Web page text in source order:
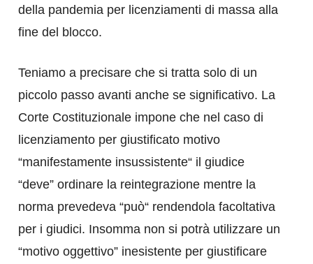
della pandemia per licenziamenti di massa alla
fine del blocco.
Teniamo a precisare che si tratta solo di un
piccolo passo avanti anche se significativo. La
Corte Costituzionale impone che nel caso di
licenziamento per giustificato motivo
“manifestamente insussistente“ il giudice
“deve” ordinare la reintegrazione mentre la
norma prevedeva “può“ rendendola facoltativa
per i giudici. Insomma non si potrà utilizzare un
“motivo oggettivo” inesistente per giustificare